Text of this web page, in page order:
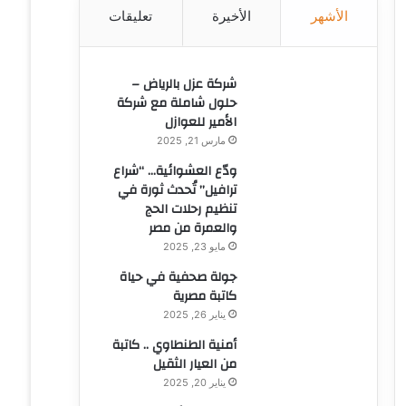
الأشهر الأخيرة تعليقات
شركة عزل بالرياض –
حلول شاملة مع شركة
الأمير للعوازل
مارس 21, 2025
ودّع العشوائية… “شراع
ترافيل” تُحدث ثورة في
تنظيم رحلات الحج
والعمرة من مصر
مايو 23, 2025
جولة صحفية في حياة
كاتبة مصرية
يناير 26, 2025
أمنية الطنطاوي .. كاتبة
من العيار الثقيل
يناير 20, 2025